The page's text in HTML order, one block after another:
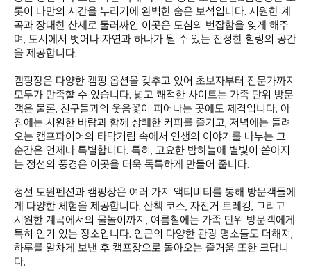
션
&
캠
핑
장
롯이 나만의 시간을 누리기에 완벽한 숨은 보석입니다. 시원한 계
곡과 장대한 산세로 둘러싸인 이곳은 도심의 번잡함을 잊게 해주
며, 도시에서 벗어나 자연과 하나가 될 수 있는 진정한 힐링의 공간
을 제공합니다.
캠핑장은 다양한 캠핑 옵션을 갖추고 있어 초보자부터 전문가까지
모두가 만족할 수 있습니다. 넓고 쾌적한 사이트는 가족 단위 방문
객은 물론, 친구들과의 웃음꽃이 피어나는 곳에도 제격입니다. 아
침에는 시원한 바람과 함께 상쾌한 커피를 즐기고, 저녁에는 들려
오는 캠프파이어의 타닥거림 속에서 인생의 이야기를 나누는 그
순간은 언제나 특별합니다. 특히, 고요한 밤하늘에 별빛이 쏟아지
는 정선의 풍경은 이곳을 더욱 독특하게 만들어 줍니다.
정선 도원펜션과 캠핑장은 여러 가지 액티비티를 통해 방문객들에
게 다양한 체험을 제공합니다. 산책 코스, 자전거 트레킹, 그리고
시원한 계곡에서의 물놀이까지, 여름철에는 가족 단위 방문객에게
특히 인기 있는 장소입니다. 인근의 다양한 관광 명소들도 더해져,
하루를 알차게 보낸 후 캠프장으로 돌아오는 즐거움 또한 크답니
다.